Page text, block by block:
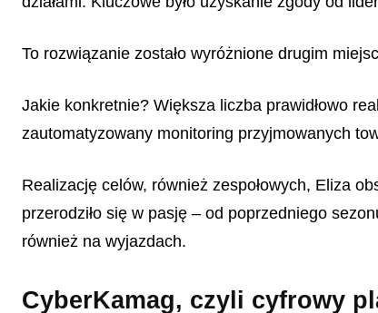
To rozwiązanie zostało wyróżnione drugim
Jakie konkretnie? Większa liczba prawidłowo
zautomatyzowany monitoring przyjmowanych
Realizację celów, również zespołowych, Eliza
przerodziło się w pasję – od poprzedniego
również na wyjazdach.
CyberKamag, czyli cyfrowy